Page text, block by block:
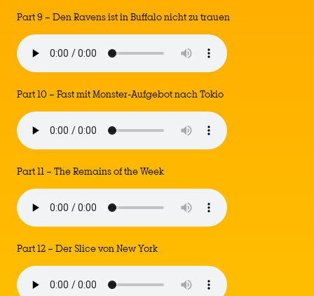
Part 9 – Den Ravens ist in Buffalo nicht zu trauen
Part 10 – Fast mit Monster-Aufgebot nach Tokio
Part 11 – The Remains of the Week
Part 12 – Der Slice von New York